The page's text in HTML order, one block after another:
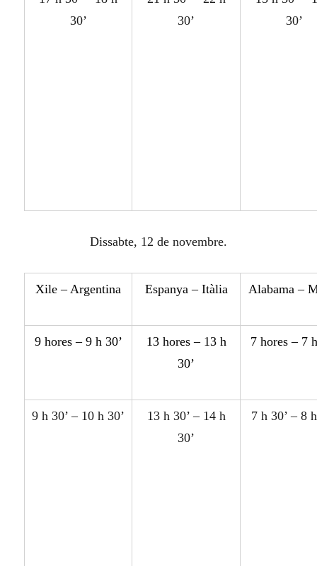
30’
30’
30’
Dissabte, 12 de novembre.
Xile – Argentina Espanya – Itàlia Alabama –
9 hores – 9 h 30’ 13 hores – 13 h
30’
7 hores – 7
9 h 30’ – 10 h 30’
13 h 30’ – 14 h
30’
7 h 30’ – 8